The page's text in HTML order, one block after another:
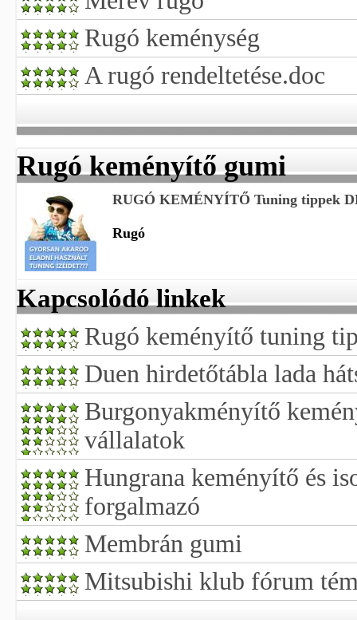
Rugó keménység
A rugó rendeltetése.doc
Rugó keményítő gumi
RUGÓ KEMÉNYÍTŐ Tuning tippek
Rugó
Kapcsolódó linkek
Rugó keményítő tuning
Duen hirdetőtábla lada
Burgonyakményítő
vállalatok
Hungrana keményítő és
forgalmazó
Membrán gumi
Mitsubishi klub fórum